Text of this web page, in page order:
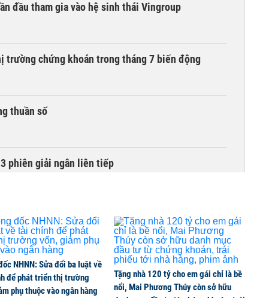
đầu tham gia vào hệ sinh thái Vingroup
trường chứng khoán trong tháng 7 biến động
thuần số
phiên giải ngân liên tiếp
chấp ngân hàng vẫn được chuyển nhượng
8, nhóm ngành nào có tiềm năng dẫn sóng?
NHNN: Sửa đổi ba luật về
để phát triển thị trường
phụ thuộc vào ngân hàng
Tặng nhà 120 tỷ cho em gái chỉ là bề
nổi, Mai Phương Thúy còn sở hữu